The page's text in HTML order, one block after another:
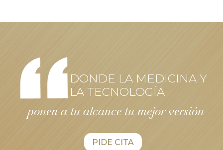
DONDE LA MEDICINA Y
LA TECNOLOGÍA
ponen a tu alcance tu mejor versión
PIDE CITA